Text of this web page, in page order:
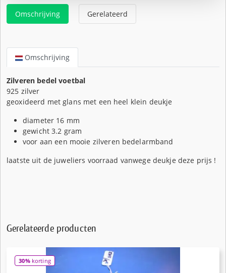
Omschrijving Gerelateerd
Omschrijving
Zilveren bedel voetbal
925 zilver
geoxideerd met glans met een heel klein deukje
diameter 16 mm
gewicht 3.2 gram
voor aan een mooie zilveren bedelarmband
laatste uit de juweliers voorraad vanwege deukje deze prijs !
Gerelateerde producten
30%korting